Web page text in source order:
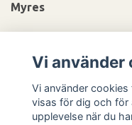
Myres
Sociala medier
Vi använder
Vi använder
visas för dig och för
upplevelse när du